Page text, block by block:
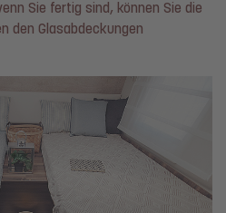
Sie fertig sind, können Sie die
den Glasabdeckungen